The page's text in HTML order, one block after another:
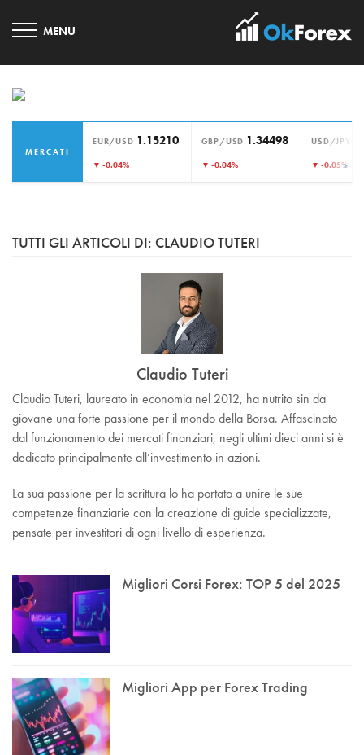
MERCATI
EUR/USD 1.15210
▼ -0.04%
GBP/USD 1.34498
▼ -0.04%
USD/JPY
▼ -0.05%›
TUTTI GLI ARTICOLI DI: CLAUDIO TUTERI
Claudio Tuteri
Claudio Tuteri, laureato in economia nel 2012, ha nutrito sin da
giovane una forte passione per il mondo della Borsa. Affascinato
dal funzionamento dei mercati finanziari, negli ultimi dieci anni si è
dedicato principalmente all’investimento in azioni.
La sua passione per la scrittura lo ha portato a unire le sue
competenze finanziarie con la creazione di guide specializzate,
pensate per investitori di ogni livello di esperienza.
Migliori Corsi Forex: TOP 5 del 2025
Migliori App per Forex Trading